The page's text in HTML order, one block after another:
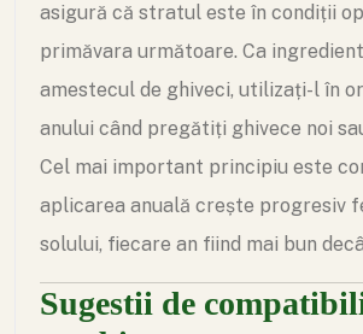
asigură că stratul este în condiții
primăvara următoare. Ca
amestecul de ghiveci, utilizați-l în
anului când pregătiți ghivece noi
Cel mai important principiu este
aplicarea anuală crește progresiv
solului, fiecare an fiind mai bun
Sugestii de